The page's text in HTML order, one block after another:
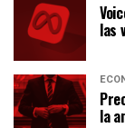
las
la